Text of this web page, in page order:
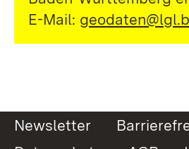
E-Mail:
Newsletter